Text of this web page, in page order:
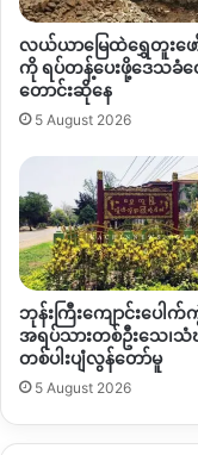
ဖြစ်သည်။
……Zawgyi……
ျမန္မာစစ္တပ္ ႏွင့္ KIA
September 15, 2020/
ျမန္မာစစ္တပ္ တပ္မ (
င္းမ်ားႏွင့္ ရွမ္းျပည္
ခ်ိန္တို တိုက္ပြဲမ်ား စက္တင္
င္း ရွမ္းေျမာက္ ကခ်
ပာပါသည္။
လယ်ယာမြေထဲရွှေတူးဖေ
ကို ရပ်တန့်ပေးဖို့ဒေသခံ
တောင်းဆိုနေ
5 August 2026
ဘုန်းကြီးကျောင်းပေါက်
အရပ်သားတစ်ဦးသေ၊သံ
တစ်ပါးပျံလွန်တော်မူ
5 August 2026